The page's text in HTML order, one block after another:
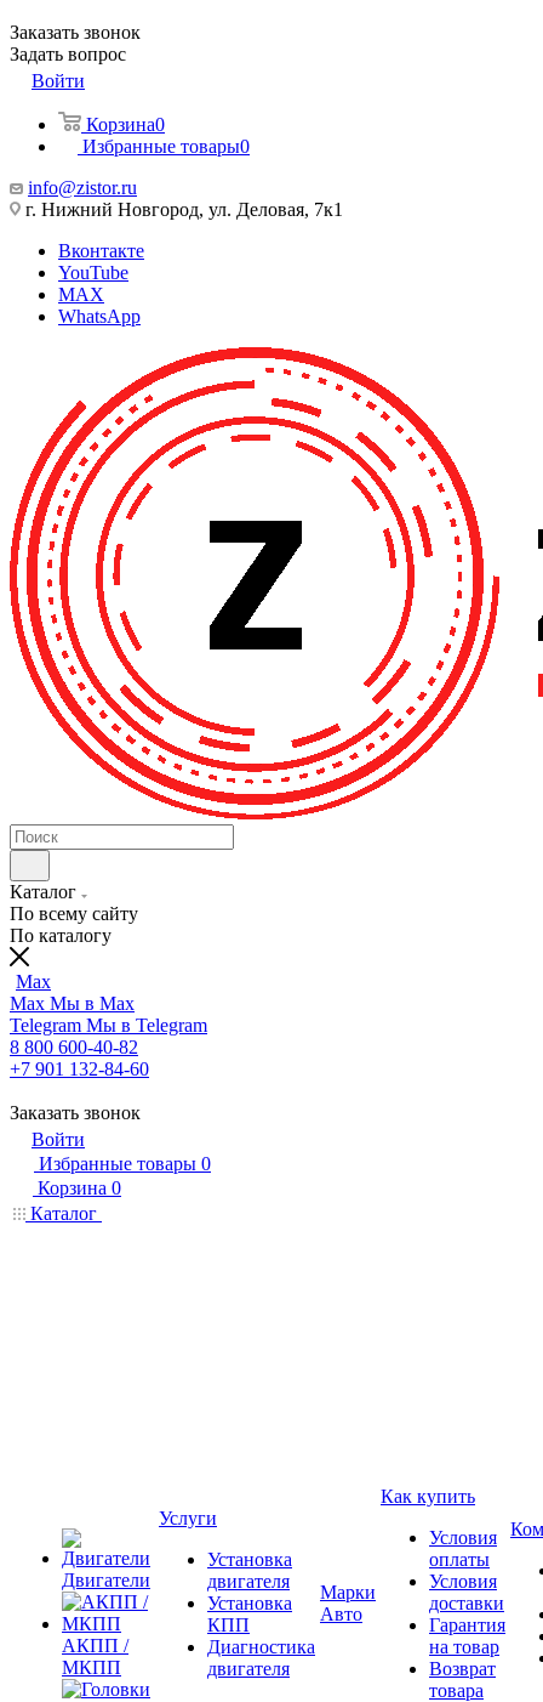
Заказать звонок
Задать вопрос
Войти
Корзина0
Избранные товары0
info@zistor.ru
г. Нижний Новгород, ул. Деловая, 7к1
Вконтакте
YouTube
MAX
WhatsApp
Каталог
По всему сайту
По каталогу
Max
Max Мы в Max
Telegram Мы в Telegram
8 800 600-40-82
+7 901 132-84-60
Заказать звонок
Войти
Избранные товары 0
Корзина 0
Каталог
Двигатели
АКПП /
МКПП
Услуги
Установка
двигателя
Установка
КПП
Диагностика
двигателя
Марки
Авто
Как купить
Условия
оплаты
Условия
доставки
Гарантия
на товар
Возврат
товара